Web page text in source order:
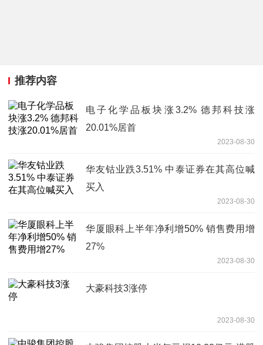
推荐内容
电子化学品板块涨3.2% 德邦科技涨
20.01%居首
2023-08-30
华友钴业跌3.51% 中泰证券在其高位喊
买入
2023-08-30
华厦眼科上半年净利增50% 销售费用增
27%
2023-08-30
大豪科技3涨停
2023-08-30